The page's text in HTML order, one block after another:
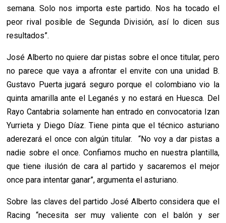
semana. Solo nos importa este partido. Nos ha tocado el
peor rival posible de Segunda División, así lo dicen sus
resultados”.
José Alberto no quiere dar pistas sobre el once titular, pero
no parece que vaya a afrontar el envite con una unidad B.
Gustavo Puerta jugará seguro porque el colombiano vio la
quinta amarilla ante el Leganés y no estará en Huesca. Del
Rayo Cantabria solamente han entrado en convocatoria Izan
Yurrieta y Diego Díaz. Tiene pinta que el técnico asturiano
aderezará el once con algún titular. “No voy a dar pistas a
nadie sobre el once. Confiamos mucho en nuestra plantilla,
que tiene ilusión de cara al partido y sacaremos el mejor
once para intentar ganar”, argumenta el asturiano.
Sobre las claves del partido José Alberto considera que el
Racing “necesita ser muy valiente con el balón y ser